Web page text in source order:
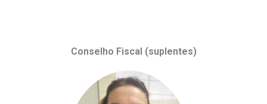
Conselho Fiscal (suplentes)